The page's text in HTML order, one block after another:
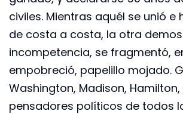
civiles. Mientras aquél se unió e
de costa a costa, la otra
incompetencia, se fragmentó,
empobreció, papelillo mojado.
Washington, Madison,
pensadores políticos de todos